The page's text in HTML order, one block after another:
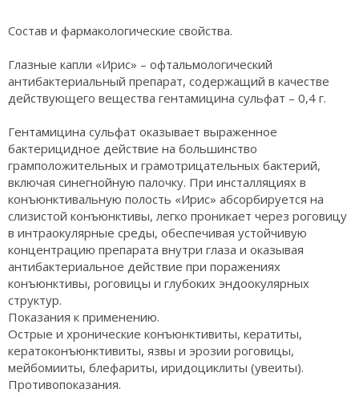
Состав и фармакологические свойства.
Глазные капли «Ирис» – офтальмологический
антибактериальный препарат, содержащий в качестве
действующего вещества гентамицина сульфат – 0,4 г.
Гентамицина сульфат оказывает выраженное
бактерицидное действие на большинство
грамположительных и грамотрицательных бактерий,
включая синегнойную палочку. При инсталляциях в
конъюнктивальную полость «Ирис» абсорбируется на
слизистой конъюнктивы, легко проникает через роговицу
в интраокулярные среды, обеспечивая устойчивую
концентрацию препарата внутри глаза и оказывая
антибактериальное действие при поражениях
конъюнктивы, роговицы и глубоких эндоокулярных
структур.
Показания к применению.
Острые и хронические конъюнктивиты, кератиты,
кератоконъюнктивиты, язвы и эрозии роговицы,
мейбомииты, блефариты, иридоциклиты (увеиты).
Противопоказания.